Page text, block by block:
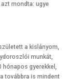
mondta: ugye
a kislányom,
munkát,
gyerekkel,
továbbra is mindent